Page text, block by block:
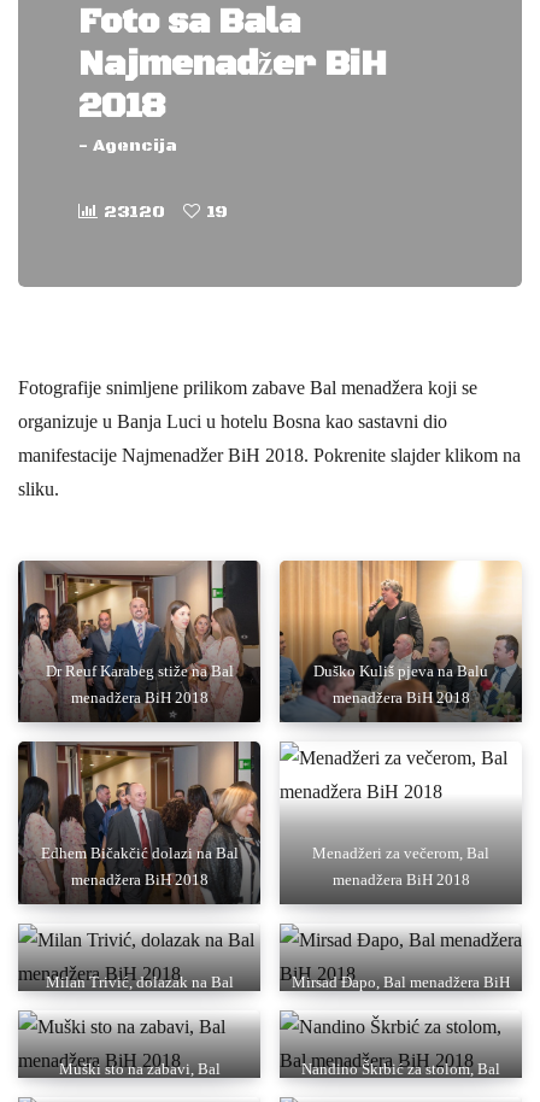
Foto sa Bala
Najmenadžer BiH
2018
- Agencija
23120 19
Fotografije snimljene prilikom zabave Bal menadžera koji se
organizuje u Banja Luci u hotelu Bosna kao sastavni dio
manifestacije Najmenadžer BiH 2018. Pokrenite slajder klikom na
sliku.
Dr Reuf Karabeg stiže na Bal
menadžera BiH 2018
Duško Kuliš pjeva na Balu
menadžera BiH 2018
Edhem Bičakčić dolazi na Bal
menadžera BiH 2018
Menadžeri za večerom, Bal
menadžera BiH 2018
Milan Trivić, dolazak na Bal
Mirsad Đapo, Bal menadžera BiH
Muški sto na zabavi, Bal
Nandino Škrbić za stolom, Bal